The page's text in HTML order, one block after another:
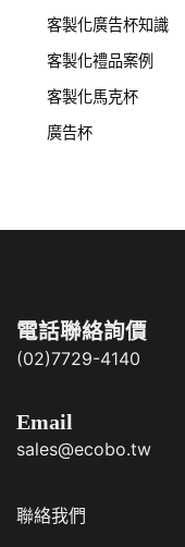
客製化廣告杯知識
客製化禮品案例
客製化馬克杯
廣告杯
電話聯絡詢價
(02)7729-4140
Email
sales@ecobo.tw
聯絡我們